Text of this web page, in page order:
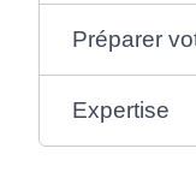
Préparer
Expertise